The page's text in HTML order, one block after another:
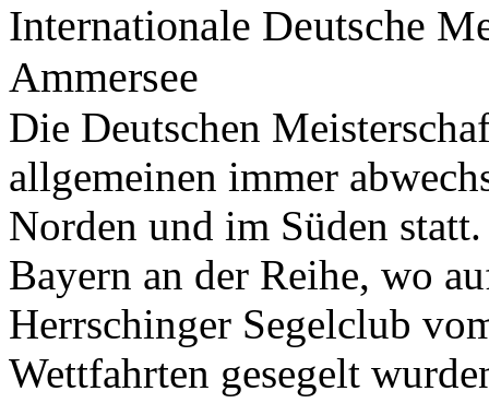
Internationale Deutsche
Ammersee
Die Deutschen
allgemeinen immer
Norden und im Süden
Bayern an der Reihe, wo
Herrschinger Segelclub
Wettfahrten gesegelt